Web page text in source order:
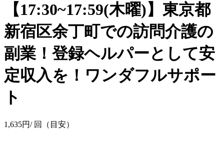
【17:30~17:59(木曜)】東京都
新宿区余丁町での訪問介護の
副業！登録ヘルパーとして安
定収入を！ワンダフルサポー
ト
1,635円/ 回（目安）